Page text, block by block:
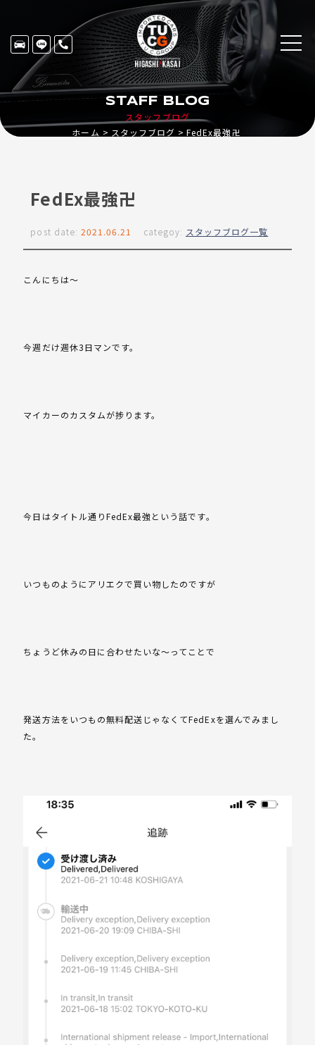
スタッフブログ
STAFF BLOG
ホーム スタッフブログ FedEx最強卍
FedEx最強卍
post date: 2021.06.21 categoy: スタッフブログ一覧
こんにちは〜
今週だけ週休3日マンです。
マイカーのカスタムが捗ります。
今日はタイトル通りFedEx最強という話です。
いつものようにアリエクで買い物したのですが
ちょうど休みの日に合わせたいな〜ってことで
発送方法をいつもの無料配送じゃなくてFedExを選んでみまし
た。